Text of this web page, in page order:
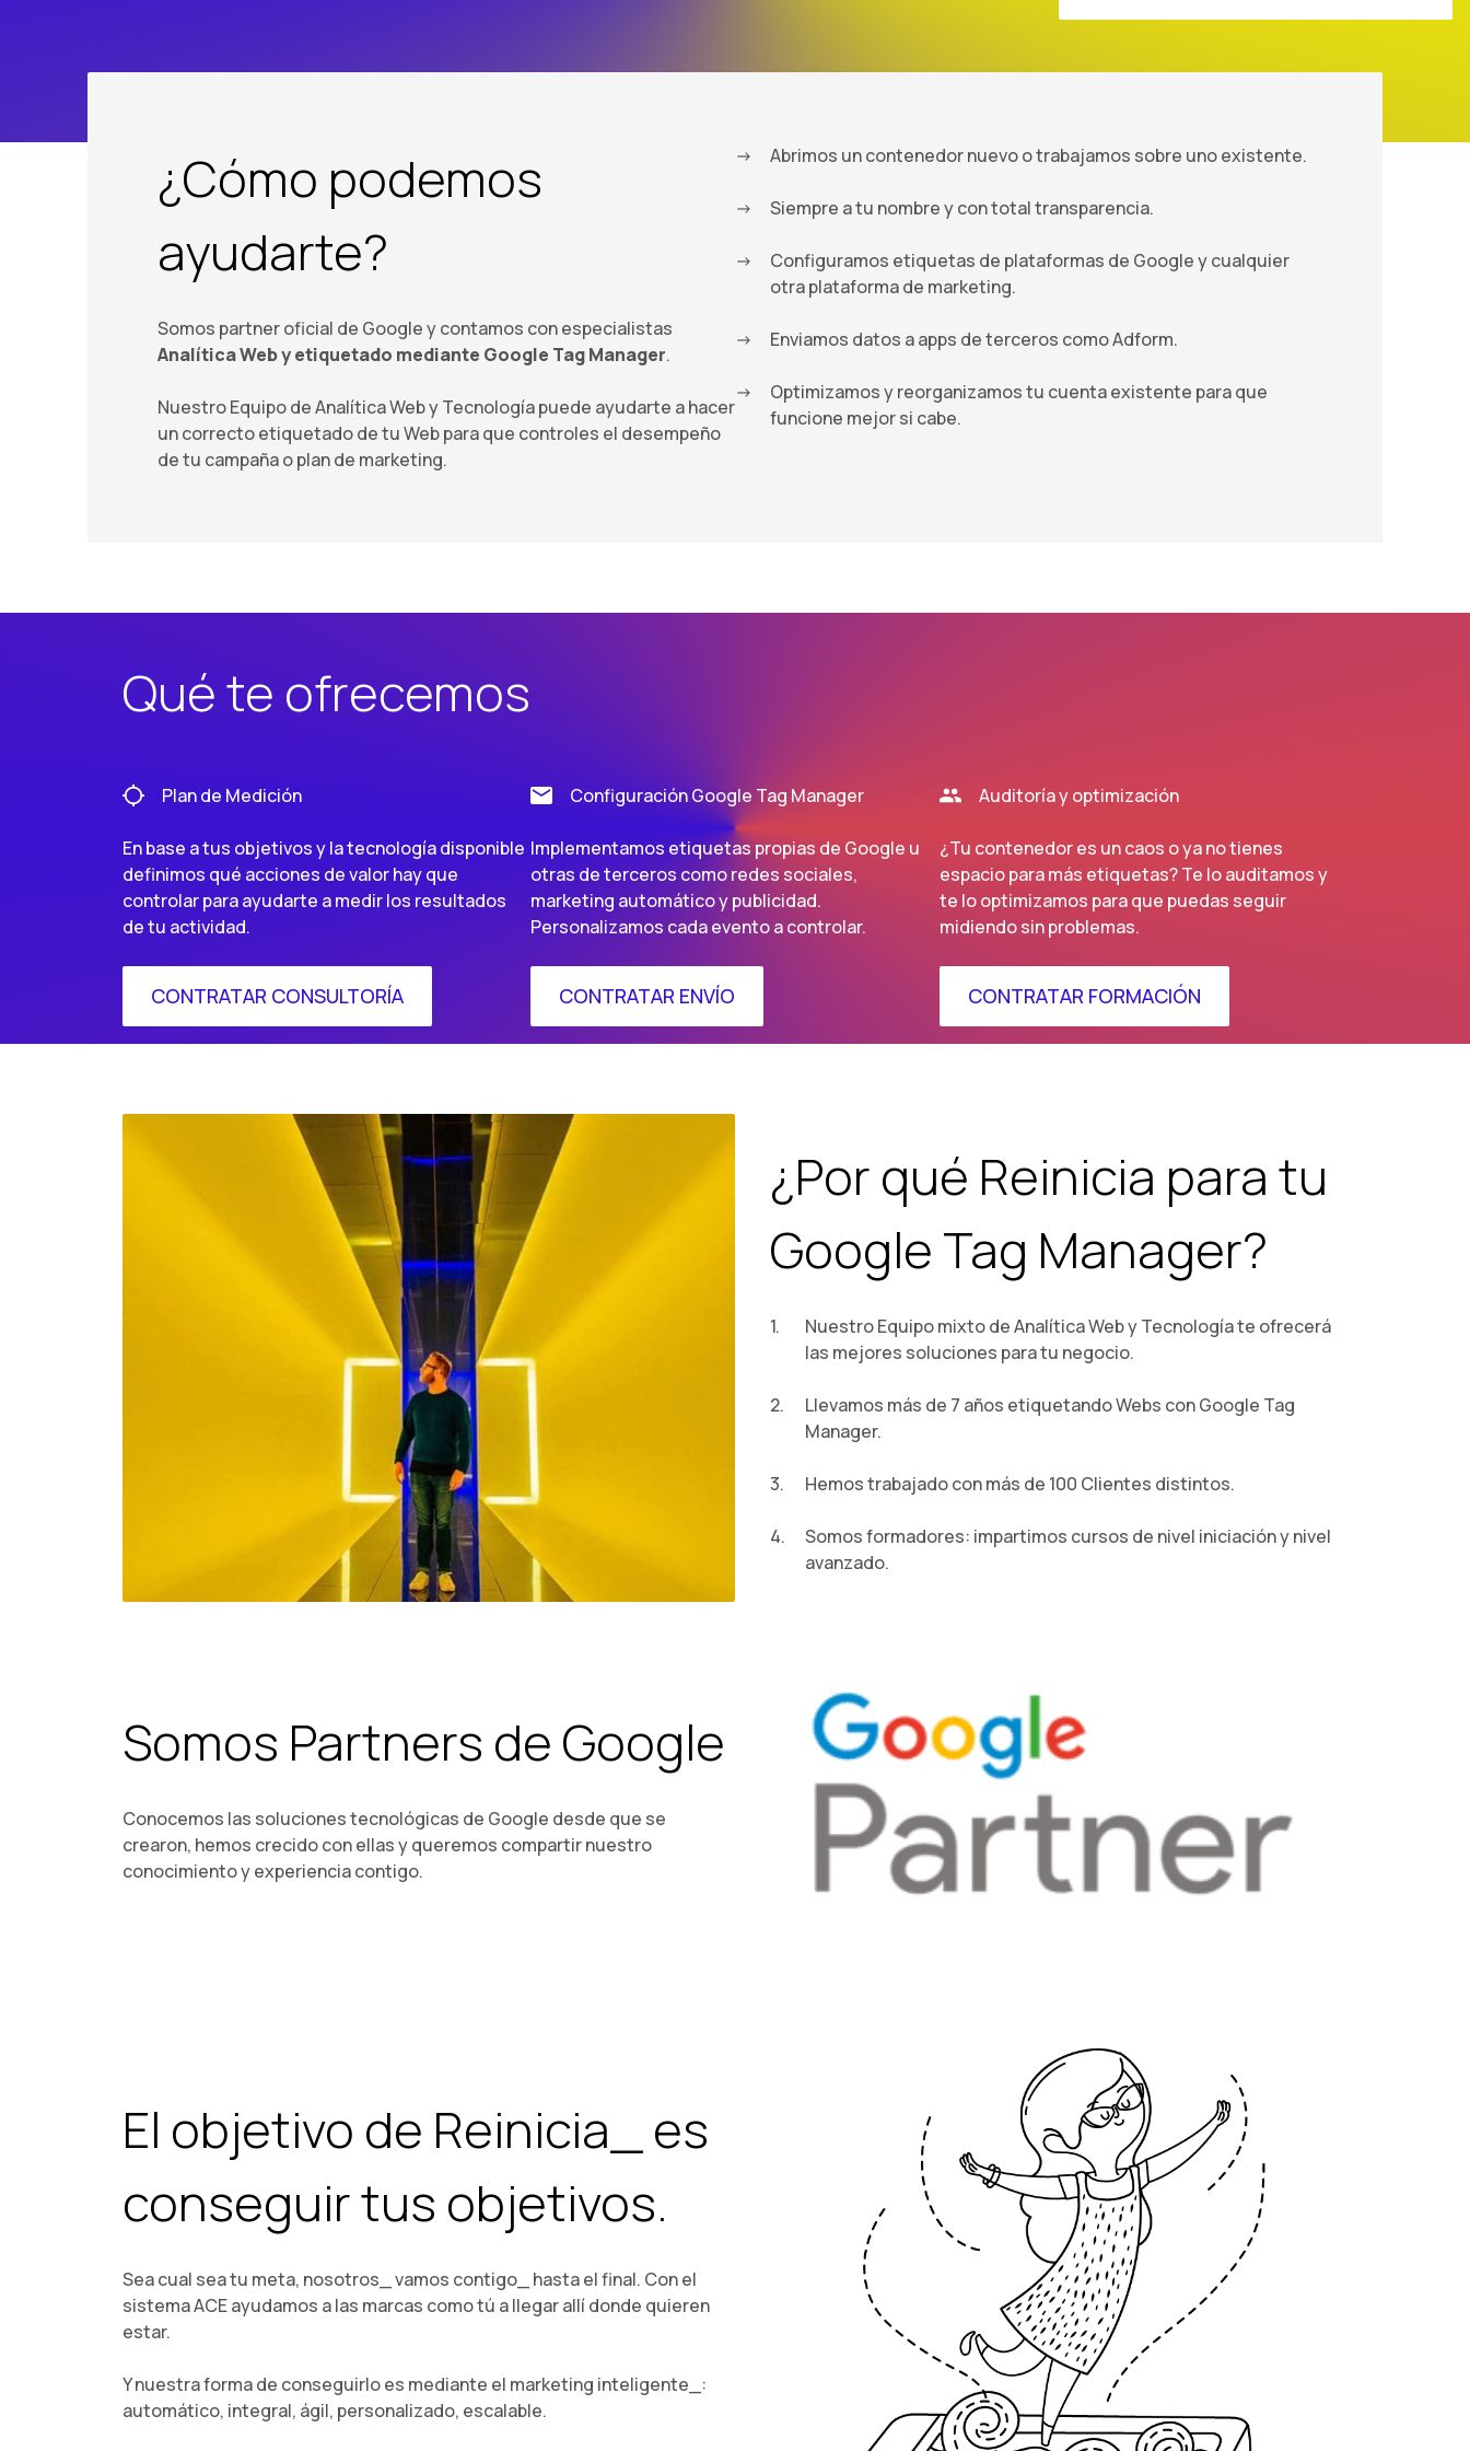
¿Cómo podemos
ayudarte?
Somos partner oficial de Google y contamos con especialistas
Analítica Web y etiquetado mediante Google Tag Manager.
Nuestro Equipo de Analítica Web y Tecnología puede ayudarte a hacer
un correcto etiquetado de tu Web para que controles el desempeño
de tu campaña o plan de marketing.
Abrimos un contenedor nuevo o trabajamos sobre uno existente.
Siempre a tu nombre y con total transparencia.
Configuramos etiquetas de plataformas de Google y cualquier
otra plataforma de marketing.
Enviamos datos a apps de terceros como Adform.
Optimizamos y reorganizamos tu cuenta existente para que
funcione mejor si cabe.
Qué te ofrecemos
Plan de Medición
En base a tus objetivos y la tecnología disponible
definimos qué acciones de valor hay que
controlar para ayudarte a medir los resultados
de tu actividad.
CONTRATAR CONSULTORÍA
Configuración Google Tag Manager
Implementamos etiquetas propias de Google u
otras de terceros como redes sociales,
marketing automático y publicidad.
Personalizamos cada evento a controlar.
CONTRATAR ENVÍO
Auditoría y optimización
¿Tu contenedor es un caos o ya no tienes
espacio para más etiquetas? Te lo auditamos y
te lo optimizamos para que puedas seguir
midiendo sin problemas.
CONTRATAR FORMACIÓN
¿Por qué Reinicia para tu
Google Tag Manager?
Nuestro Equipo mixto de Analítica Web y Tecnología te ofrecerá
las mejores soluciones para tu negocio.
Llevamos más de 7 años etiquetando Webs con Google Tag
Manager.
Hemos trabajado con más de 100 Clientes distintos.
Somos formadores: impartimos cursos de nivel iniciación y nivel
avanzado.
Somos Partners de Google
Conocemos las soluciones tecnológicas de Google desde que se
crearon, hemos crecido con ellas y queremos compartir nuestro
conocimiento y experiencia contigo.
El objetivo de Reinicia_ es
conseguir tus objetivos.
Sea cual sea tu meta, nosotros_ vamos contigo_ hasta el final. Con el
sistema ACE ayudamos a las marcas como tú a llegar allí donde quieren
estar.
Y nuestra forma de conseguirlo es mediante el marketing inteligente_:
automático, integral, ágil, personalizado, escalable.